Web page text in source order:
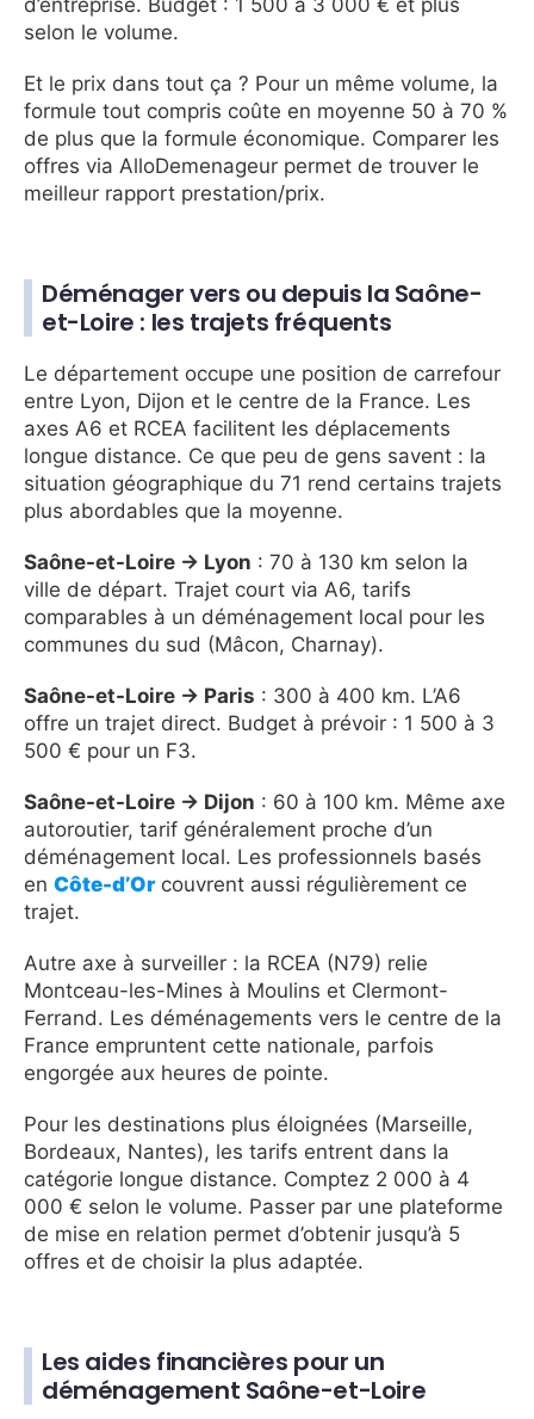
selon le volume.
Et le prix dans tout ça ? Pour un même volume, la
formule tout compris coûte en moyenne 50 à 70 %
de plus que la formule économique. Comparer les
offres via AlloDemenageur permet de trouver le
meilleur rapport prestation/prix.
Déménager vers ou depuis la Saône-
et-Loire : les trajets fréquents
Le département occupe une position de carrefour
entre Lyon, Dijon et le centre de la France. Les
axes A6 et RCEA facilitent les déplacements
longue distance. Ce que peu de gens savent : la
situation géographique du 71 rend certains trajets
plus abordables que la moyenne.
Saône-et-Loire → Lyon : 70 à 130 km selon la
ville de départ. Trajet court via A6, tarifs
comparables à un déménagement local pour les
communes du sud (Mâcon, Charnay).
Saône-et-Loire → Paris : 300 à 400 km. L’A6
offre un trajet direct. Budget à prévoir : 1 500 à 3
500 € pour un F3.
Saône-et-Loire → Dijon : 60 à 100 km. Même axe
autoroutier, tarif généralement proche d’un
déménagement local. Les professionnels basés
en Côte-d’Orcouvrent aussi régulièrement ce
trajet.
Autre axe à surveiller : la RCEA (N79) relie
Montceau-les-Mines à Moulins et Clermont-
Ferrand. Les déménagements vers le centre de la
France empruntent cette nationale, parfois
engorgée aux heures de pointe.
Pour les destinations plus éloignées (Marseille,
Bordeaux, Nantes), les tarifs entrent dans la
catégorie longue distance. Comptez 2 000 à 4
000 € selon le volume. Passer par une plateforme
de mise en relation permet d’obtenir jusqu’à 5
offres et de choisir la plus adaptée.
Les aides financières pour un
déménagement Saône-et-Loire